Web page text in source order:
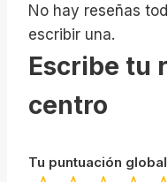
No hay reseñas
escribir una.
Escribe tu
centro
Tu puntuación global